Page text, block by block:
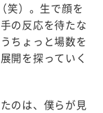
）。生で顔を
の反応を待たな
ちょっと場数を
開を探っていく
のは、僕らが見